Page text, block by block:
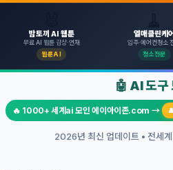
밤토끼 AI 웹툰
무료 AI 웹툰 감상·연재
웹툰AI
열매클린케어
입주·에어컨청소
청소전문
🤖 AI 도구
🔥 1000+ 세계ai 모인 에이아이존.com →
2026년 최신 업데이트 • 전세